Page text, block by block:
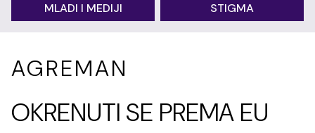
MLADI I MEDIJI STIGMA
AGREMAN
OKRENUTI SE PREMA EU